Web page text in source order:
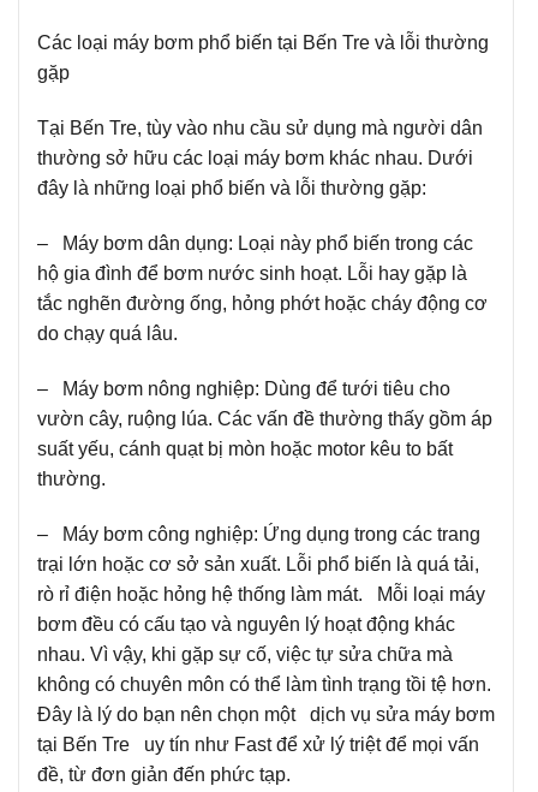
Các loại máy bơm phổ biến tại Bến Tre và lỗi thường
gặp
Tại Bến Tre, tùy vào nhu cầu sử dụng mà người dân
thường sở hữu các loại máy bơm khác nhau. Dưới
đây là những loại phổ biến và lỗi thường gặp:
– Máy bơm dân dụng: Loại này phổ biến trong các
hộ gia đình để bơm nước sinh hoạt. Lỗi hay gặp là
tắc nghẽn đường ống, hỏng phớt hoặc cháy động cơ
do chạy quá lâu.
– Máy bơm nông nghiệp: Dùng để tưới tiêu cho
vườn cây, ruộng lúa. Các vấn đề thường thấy gồm áp
suất yếu, cánh quạt bị mòn hoặc motor kêu to bất
thường.
– Máy bơm công nghiệp: Ứng dụng trong các trang
trại lớn hoặc cơ sở sản xuất. Lỗi phổ biến là quá tải,
rò rỉ điện hoặc hỏng hệ thống làm mát. Mỗi loại máy
bơm đều có cấu tạo và nguyên lý hoạt động khác
nhau. Vì vậy, khi gặp sự cố, việc tự sửa chữa mà
không có chuyên môn có thể làm tình trạng tồi tệ hơn.
Đây là lý do bạn nên chọn một dịch vụ sửa máy bơm
tại Bến Tre uy tín như Fast để xử lý triệt để mọi vấn
đề, từ đơn giản đến phức tạp.